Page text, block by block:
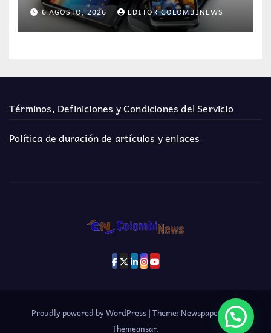
6 AGOSTO, 2026 EDITOR COLOMBINEWS
Términos, Definiciones y Condiciones del Servicio
Política de duración de artículos y enlaces
Proudly powered by WordPress|Theme: Newspaperex by
Themeansar.